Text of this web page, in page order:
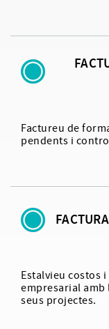
Factureu de
pendents i
Estalvieu costos
empresarial amb
seus projectes.